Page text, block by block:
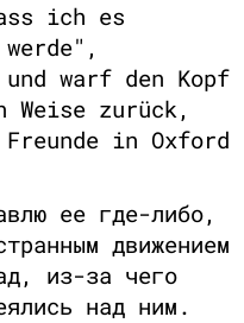
ich es
warf den Kopf
Weise zurück,
in Oxford
ее где-либо,
движением
из-за чего
над ним.